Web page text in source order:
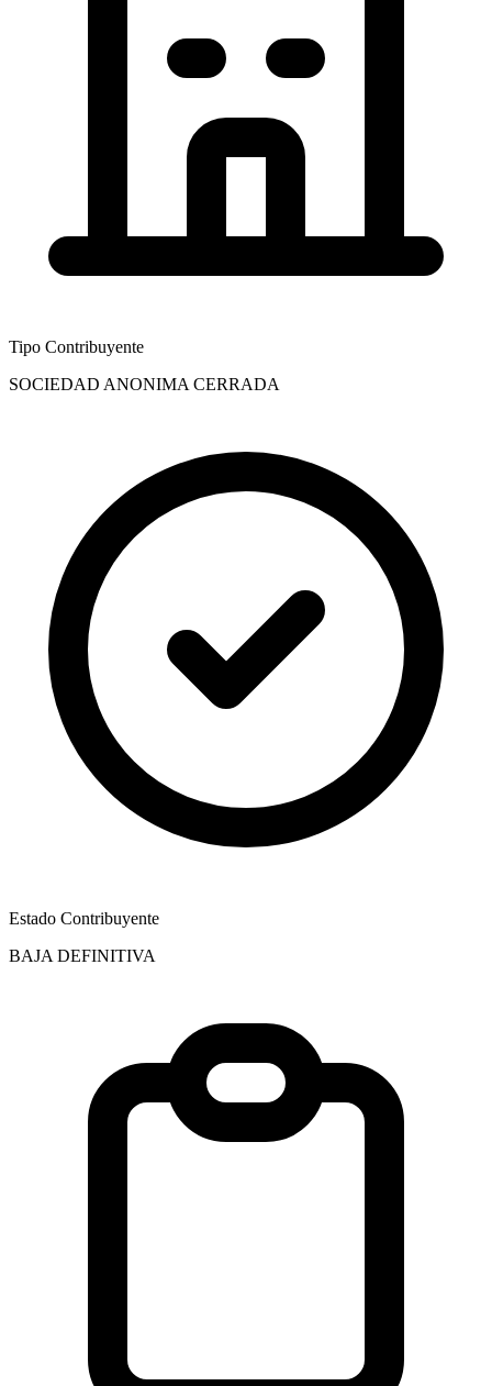
Tipo Contribuyente
SOCIEDAD ANONIMA CERRADA
Estado Contribuyente
BAJA DEFINITIVA